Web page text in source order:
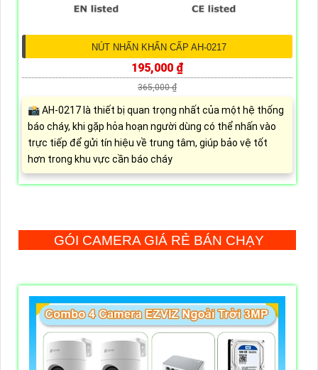
NÚT NHẤN KHẨN CẤP AH-0217
195,000 ₫
365,000 ₫
📸 AH-0217 là thiết bị quan trọng nhất của một hệ thống
báo cháy, khi gặp hỏa hoạn người dùng có thể nhấn vào
trực tiếp để gửi tín hiệu về trung tâm, giúp bảo vệ tốt
hơn trong khu vực cần báo cháy
GÓI CAMERA GIÁ RẺ BÁN CHẠY